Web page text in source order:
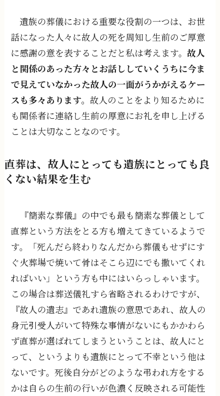
遺族の葬儀における重要な役割の一つは、お世
話になった人々に故人の死を周知し生前のご厚意
に感謝の意を表することだと私は考えます。故人
と関係のあった方々とお話ししていくうちに今ま
で見えていなかった故人の一面がうかがえるケー
スも多々あります。故人のことをより知るために
も関係者に連絡し生前の厚意にお礼を申し上げる
ことは大切なことなのです。
直葬は、故人にとっても遺族にとっても良
くない結果を生む
『簡素な葬儀』の中でも最も簡素な葬儀として
直葬という方法をとる方も増えてきているようで
す。「死んだら終わりなんだから葬儀もせずにす
ぐ火葬場で焼いて骨はそこら辺にでも撒いてくれ
ればいい」という方も中にはいらっしゃいます。
この場合は葬送儀礼すら省略されるわけですが、
『故人の遺志』であれ遺族の意思であれ、故人の
身元引受人がいて特殊な事情がないにもかかわら
ず直葬が選ばれてしまうということは、故人にと
って、というよりも遺族にとって不幸という他は
ないです。死後自分がどのような弔われ方をする
かは自らの生前の行いが色濃く反映される可能性